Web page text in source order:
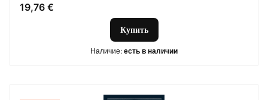
Цена
19,76 €
Купить
Наличие: есть в наличии